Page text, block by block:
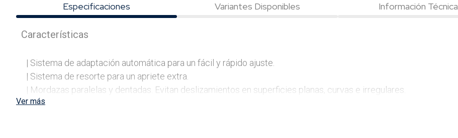
Especificaciones Variantes Disponibles Información Técnica
Características
| Sistema de adaptación automática para un fácil y rápido ajuste.
| Sistema de resorte para un apriete extra.
| Mordazas paralelas y dentadas. Evitan deslizamientos en superficies planas, curvas e irregulares.
| Cuerpo de Cr-V.
Ver más